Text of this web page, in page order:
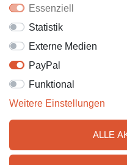
Essenziell
Statistik
Externe Medien
PayPal
Funktional
Weitere Einstellungen
ALLE